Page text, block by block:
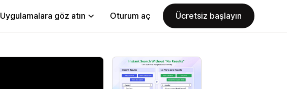
Uygulamalara göz atın Oturum aç Ücretsiz başlayın